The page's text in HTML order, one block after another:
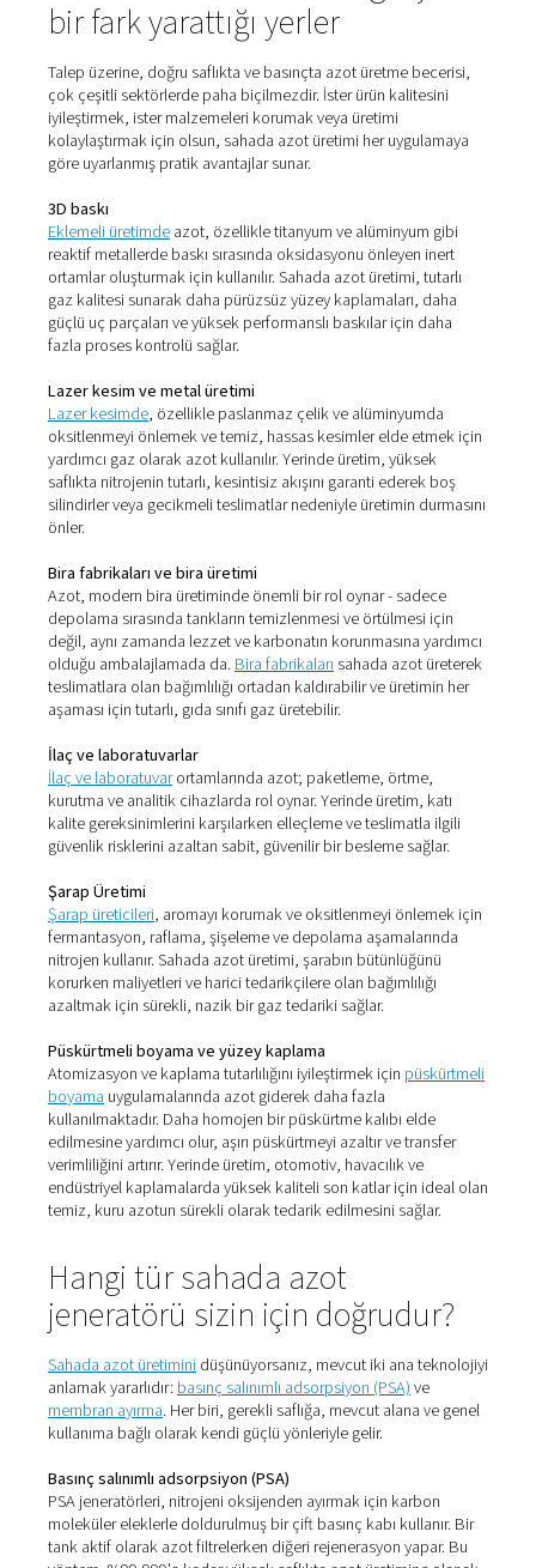
3. Yüksek saflık, talep üzerine
Modern sistemler azot saflık seviyelerinin hassas
edilmesine olanak tanır. İster temel uygulamalar için
hassas prosesler için %99,999'a ihtiyacınız olsun, bunu
üzerine üretebilirsiniz.
Kullanılmayan gazı tahliye edebilen tüplerin veya dökme
depoların aksine, tesis içi sistemler yalnızca ihtiyaç
üretir. Daha az teslimat aynı zamanda daha az CO₂
daha az atık anlamına gelir.
5. Gelişmiş güvenlik
Yüksek basınçlı tüplerin depolanmasını ve
kaldıran tesis içi üretim, ekibiniz için sağlık ve güvenlik
azaltır. Artık manuel işleme veya tüp değiştirme
Sahada azot üretiminin
bir fark yarattığı yerler
Talep üzerine, doğru saflıkta ve basınçta azot üretme
çok çeşitli sektörlerde paha biçilmezdir. İster ürün
iyileştirmek, ister malzemeleri korumak veya üretimi
kolaylaştırmak için olsun, sahada azot üretimi her
göre uyarlanmış pratik avantajlar sunar.
3D baskı
Eklemeli üretimdeazot, özellikle titanyum ve
reaktif metallerde baskı sırasında oksidasyonu önleyen
ortamlar oluşturmak için kullanılır. Sahada azot üretimi,
gaz kalitesi sunarak daha pürüzsüz yüzey kaplamaları,
güçlü uç parçaları ve yüksek performanslı baskılar için
fazla proses kontrolü sağlar.
Lazer kesimde, özellikle paslanmaz çelik ve
oksitlenmeyi önlemek ve temiz, hassas kesimler elde
yardımcı gaz olarak azot kullanılır. Yerinde üretim,
saflıkta nitrojenin tutarlı, kesintisiz akışını garanti
silindirler veya gecikmeli teslimatlar nedeniyle üretimin
önler.
Bira fabrikaları ve bira üretimi
Azot, modern bira üretiminde önemli bir rol oynar -
depolama sırasında tankların temizlenmesi ve
olduğu ambalajlamada da.Bira fabrikalarısahada azot
teslimatlara olan bağımlılığı ortadan kaldırabilir ve
aşaması için tutarlı, gıda sınıfı gaz üretebilir.
İlaç ve laboratuvarlar
İlaç ve laboratuvarortamlarında azot; paketleme,
kurutma ve analitik cihazlarda rol oynar. Yerinde üretim,